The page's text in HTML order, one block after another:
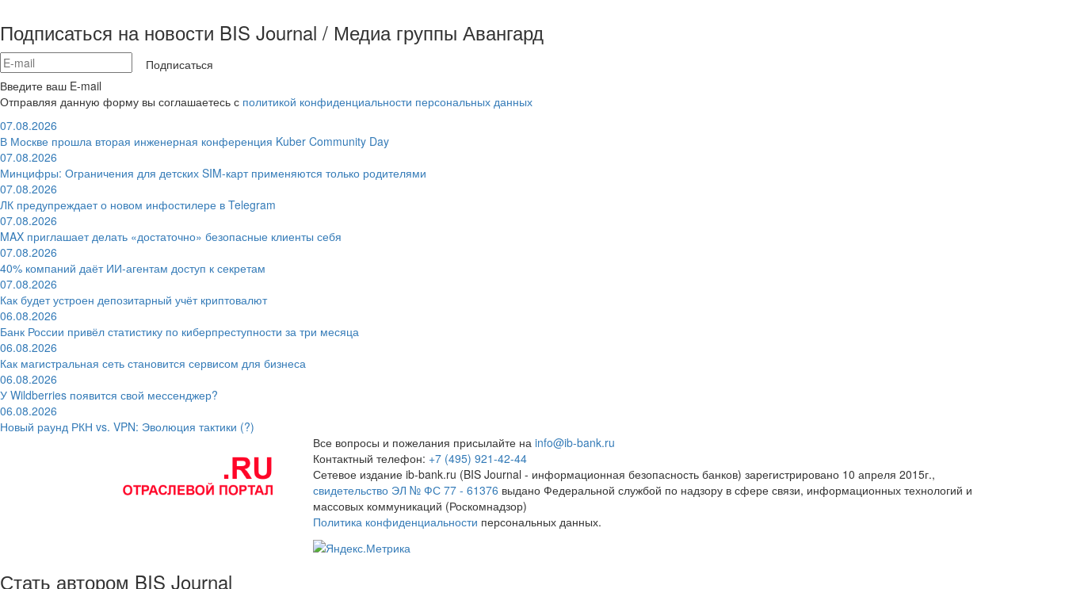
Подписаться на новости BIS Journal / Медиа группы Авангард
Подписаться
Введите ваш E-mail
Отправляя данную форму вы соглашаетесь с политикой конфиденциальности персональных данных
07.08.2026
В Москве прошла вторая инженерная конференция Kuber Community Day
07.08.2026
Минцифры: Ограничения для детских SIM-карт применяются только родителями
07.08.2026
ЛК предупреждает о новом инфостилере в Telegram
07.08.2026
MAX приглашает делать «достаточно» безопасные клиенты себя
07.08.2026
40% компаний даёт ИИ‑агентам доступ к секретам
07.08.2026
Как будет устроен депозитарный учёт криптовалют
06.08.2026
Банк России привёл статистику по киберпреступности за три месяца
06.08.2026
Как магистральная сеть становится сервисом для бизнеса
06.08.2026
У Wildberries появится свой мессенджер?
06.08.2026
Новый раунд РКН vs. VPN: Эволюция тактики (?)
Все вопросы и пожелания присылайте на info@ib-bank.ru
Контактный телефон: +7 (495) 921-42-44
Сетевое издание ib-bank.ru (BIS Journal - информационная безопасность банков) зарегистрировано 10 апреля 2015г.,
свидетельство ЭЛ № ФС 77 - 61376 выдано Федеральной службой по надзору в сфере связи, информационных технологий и
массовых коммуникаций (Роскомнадзор)
Политика конфиденциальности персональных данных.
Стать автором BIS Journal